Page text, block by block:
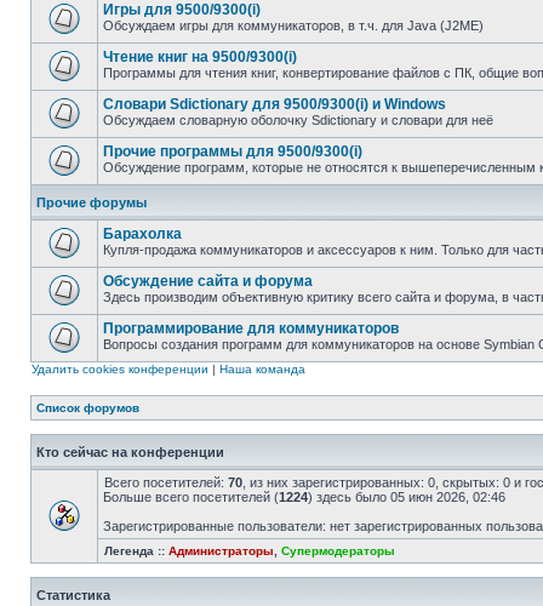
Игры для 9500/9300(i)
Обсуждаем игры для коммуникаторов, в т.ч. для Java (J2ME)
Чтение книг на 9500/9300(i)
Программы для чтения книг, конвертирование файлов с ПК, общие
Словари Sdictionary для 9500/9300(i) и Windows
Обсуждаем словарную оболочку Sdictionary и словари для неё
Прочие программы для 9500/9300(i)
Обсуждение программ, которые не относятся к вышеперечисленным
Прочие форумы
Барахолка
Купля-продажа коммуникаторов и аксессуаров к ним. Только для
Обсуждение сайта и форума
Здесь производим объективную критику всего сайта и форума, в
Программирование для коммуникаторов
Вопросы создания программ для коммуникаторов на основе Symbian
Удалить cookies конференции | Наша команда
Список форумов
Кто сейчас на конференции
Всего посетителей: 70 , из них зарегистрированных: 0, скрытых: 0 и
Больше всего посетителей (1224) здесь было 05 июн 2026, 02:46
Зарегистрированные пользователи: нет зарегистрированных
Легенда :: Администраторы Супермодераторы
Статистика